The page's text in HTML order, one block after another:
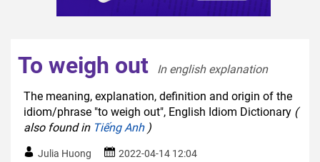
To weigh out
In english explanation
The meaning, explanation, definition and origin of the
idiom/phrase "to weigh out", English Idiom Dictionary (
also found in Tiếng Anh)
Julia Huong 2022-04-14 12:04